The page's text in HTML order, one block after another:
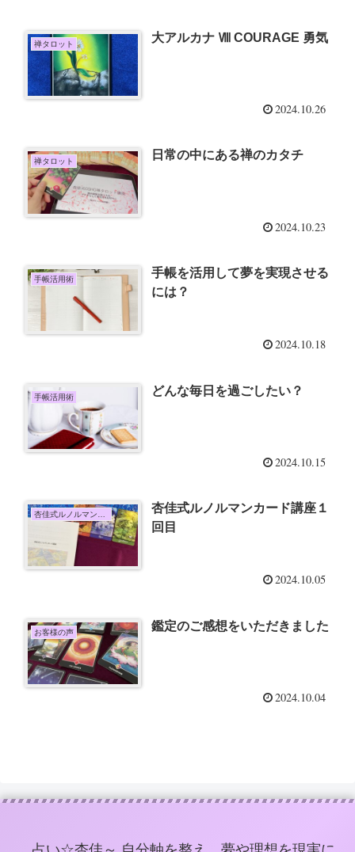
禅タロット 大アルカナ Ⅷ COURAGE 勇気
2024.10.26
禅タロット 日常の中にある禅のカタチ
2024.10.23
手帳活用術
手帳を活用して夢を実現させる
には？
2024.10.18
手帳活用術 どんな毎日を過ごしたい？
2024.10.15
杏佳式ルノルマンカード講座
杏佳式ルノルマンカード講座１
回目
2024.10.05
お客様の声 鑑定のご感想をいただきました
2024.10.04